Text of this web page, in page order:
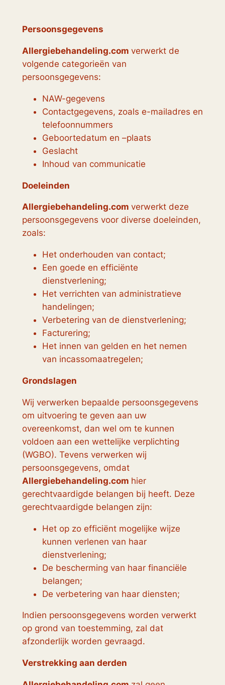
Persoonsgegevens
Allergiebehandeling.com verwerkt de
volgende categorieën van
persoonsgegevens:
NAW-gegevens
Contactgegevens, zoals e-mailadres en
telefoonnummers
Geboortedatum en –plaats
Geslacht
Inhoud van communicatie
Doeleinden
Allergiebehandeling.com verwerkt deze
persoonsgegevens voor diverse doeleinden,
zoals:
Het onderhouden van contact;
Een goede en efficiënte
dienstverlening;
Het verrichten van administratieve
handelingen;
Verbetering van de dienstverlening;
Facturering;
Het innen van gelden en het nemen
van incassomaatregelen;
Grondslagen
Wij verwerken bepaalde persoonsgegevens
om uitvoering te geven aan uw
overeenkomst, dan wel om te kunnen
voldoen aan een wettelijke verplichting
(WGBO). Tevens verwerken wij
persoonsgegevens, omdat
Allergiebehandeling.com hier
gerechtvaardigde belangen bij heeft. Deze
gerechtvaardigde belangen zijn:
Het op zo efficiënt mogelijke wijze
kunnen verlenen van haar
dienstverlening;
De bescherming van haar financiële
belangen;
De verbetering van haar diensten;
Indien persoonsgegevens worden verwerkt
op grond van toestemming, zal dat
afzonderlijk worden gevraagd.
Verstrekking aan derden